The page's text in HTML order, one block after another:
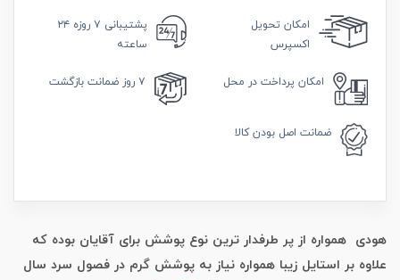
امکان تحویل
اکسپرس
پشتیبانی
۷ روزه ۲۴
ساعته
امکان پرداخت در محل ۷ روز ضمانت بازگشت
ضمانت اصل بودن کالا
هودی همواره از پر طرفدار ترین نوع پوشش برای آقایان بوده که
علاوه بر استایل زیبا همواره نیاز به پوشش گرم در فصول سرد سال